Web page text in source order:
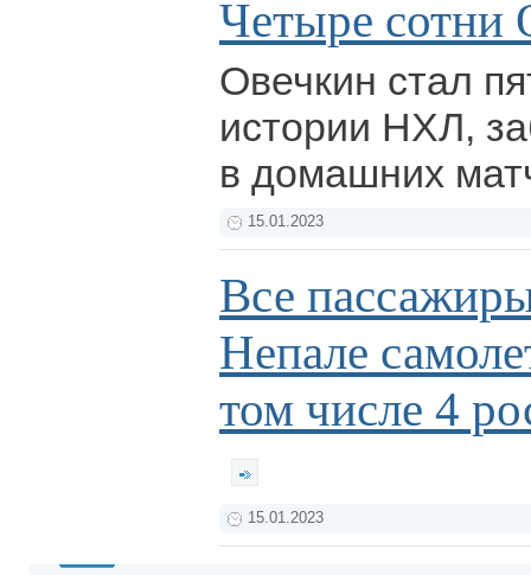
Четыре сотни
Овечкин стал
истории НХЛ,
в домашних
15.01.2023
Все
Непале
том числе 4
15.01.2023